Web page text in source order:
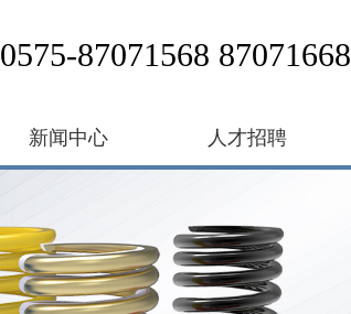
0575-87071568 87071668
新闻中心 人才招聘